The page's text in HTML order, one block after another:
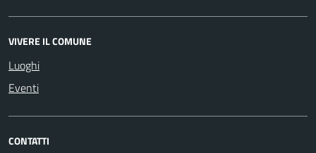
VIVERE IL COMUNE
Luoghi
Eventi
CONTATTI